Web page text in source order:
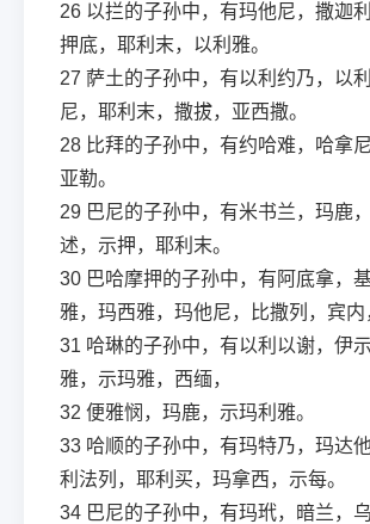
26 以拦的子孙中，有玛他尼，撒迦
押底，耶利末，以利雅。
27 萨土的子孙中，有以利约乃，以
尼，耶利末，撒拔，亚西撒。
28 比拜的子孙中，有约哈难，哈拿
亚勒。
29 巴尼的子孙中，有米书兰，玛鹿
述，示押，耶利末。
30 巴哈摩押的子孙中，有阿底拿，
雅，玛西雅，玛他尼，比撒列，宾内
31 哈琳的子孙中，有以利以谢，伊
雅，示玛雅，西缅，
32 便雅悯，玛鹿，示玛利雅。
33 哈顺的子孙中，有玛特乃，玛达
利法列，耶利买，玛拿西，示每。
34 巴尼的子孙中，有玛玳，暗兰，乌